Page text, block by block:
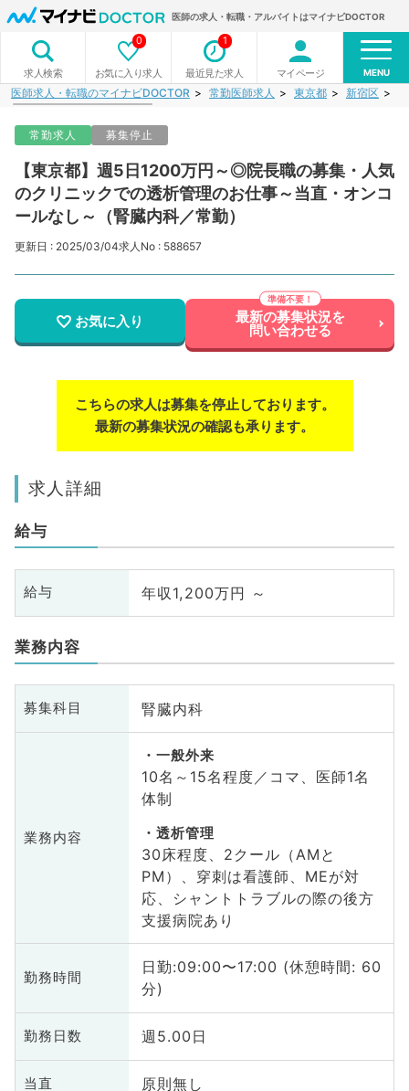
医師の求人・転職・アルバイトはマイナビDOCTOR
求人検索 お気に入り求人
0
最近見た求人
1
マイページ MENU
医師求人・転職のマイナビDOCTOR 常勤医師求人 東京都 新宿区
常勤求人 募集停止
【東京都】週5日1200万円～◎院長職の募集・人気
のクリニックでの透析管理のお仕事～当直・オンコ
ールなし～（腎臓内科／常勤）
更新日 : 2025/03/04求人No : 588657
お気に入り 最新の募集状況を
問い合わせる
こちらの求人は募集を停止しております。
最新の募集状況の確認も承ります。
求人詳細
給与
給与 年収1,200万円 ～
業務内容
募集科目 腎臓内科
業務内容
一般外来
10名～15名程度／コマ、医師1名
体制
透析管理
30床程度、2クール（AMと
PM）、穿刺は看護師、MEが対
応、シャントトラブルの際の後方
支援病院あり
勤務時間
日勤:09:00〜17:00 (休憩時間: 60
分)
勤務日数 週5.00日
当直 原則無し